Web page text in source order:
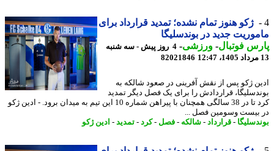
ژکو هنوز تمام نشده؛ تمدید قرارداد برای
جدید در بوندسلیگا
فوتبال-ورزشی-
4 روز پیش - سه شنبه
82021846
ژکو پس از نقش آفرینی در صعود شالکه به
قراردادش را برای یک فصل دیگر تمدید
کرد تا در 38 سالگی همچنان با پیراهن شماره 10 این تیم به میدان برود. - ادین ژکو
بیست وسومین فصل ...
-قرارداد -شالکه-فصل-کرد-تمدید-ادین ژکو